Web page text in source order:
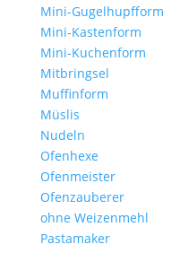
Mini-Gugelhupfform
Mini-Kastenform
Mini-Kuchenform
Mitbringsel
Muffinform
Müslis
Nudeln
Ofenhexe
Ofenmeister
Ofenzauberer
ohne Weizenmehl
Pastamaker